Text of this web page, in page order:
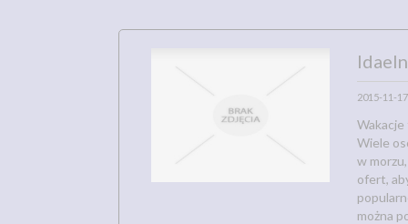
2015-11-17
Wiele
w
ofert,
można